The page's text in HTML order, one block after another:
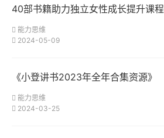
40部书籍助力独立女性成长提升课程
能力思维
2024-05-09
《小登讲书2023年全年合集资源》
能力思维
2024-03-25